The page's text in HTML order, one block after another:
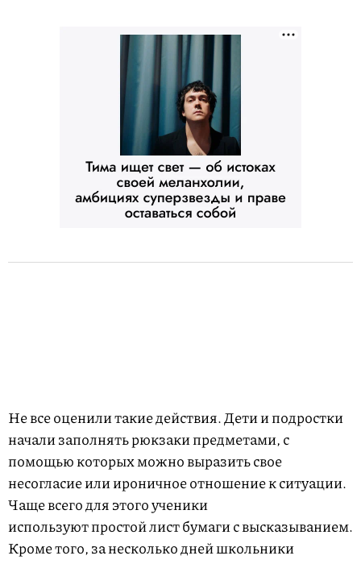
Не все оценили такие действия. Дети и подростки
начали заполнять рюкзаки предметами, с
помощью которых можно выразить свое
несогласие или ироничное отношение к ситуации.
Чаще всего для этого ученики
используют простой лист бумаги с высказыванием.
Кроме того, за несколько дней школьники